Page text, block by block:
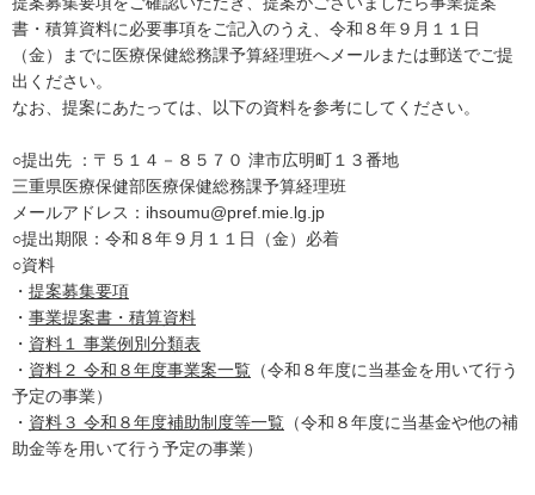
書・積算資料に必要事項をご記入のうえ、令和８年９月１１日
（金）までに医療保健総務課予算経理班へメールまたは郵送でご提
出ください。
なお、提案にあたっては、以下の資料を参考にしてください。
○提出先 ：〒５１４－８５７０ 津市広明町１３番地
三重県医療保健部医療保健総務課予算経理班
メールアドレス：ihsoumu@pref.mie.lg.jp
○提出期限：令和８年９月１１日（金）必着
○資料
・ 提案募集要項
・ 事業提案書・積算資料
・ 資料１ 事業例別分類表
・ 資料２ 令和８年度事業案一覧 （令和８年度に当基金を用いて行う
予定の事業）
・ 資料３ 令和８年度補助制度等一覧 （令和８年度に当基金や他の補
助金等を用いて行う予定の事業）